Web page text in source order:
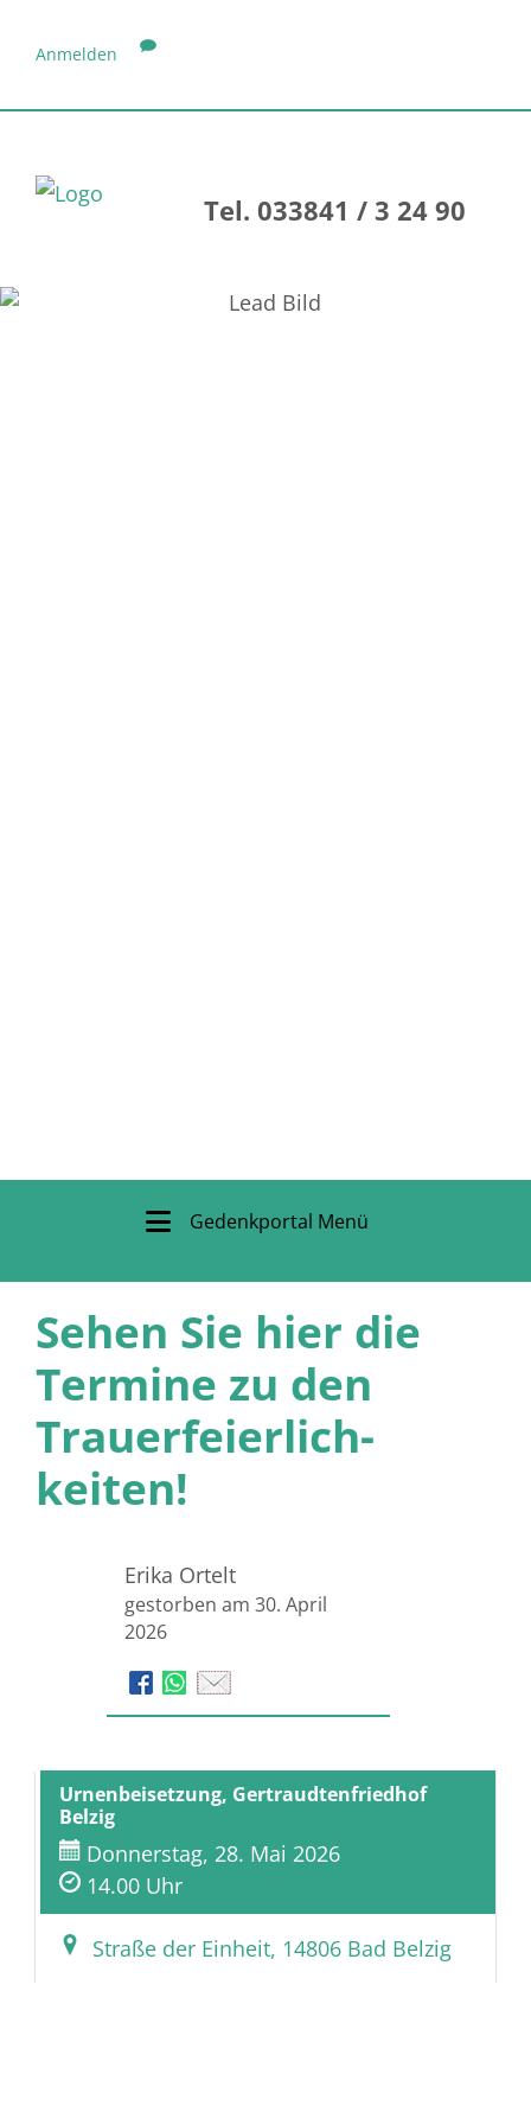
Anmelden
Tel. 033841 / 3 24 90
Gedenkportal Menü
Sehen Sie hier die
Termine zu den
Trauer­feierlich­
keiten!
Erika Ortelt
gestorben am 30. April
2026
Urnenbeisetzung, Gertraudtenfriedhof
Belzig
Donnerstag, 28. Mai 2026
14.00 Uhr
Straße der Einheit, 14806 Bad Belzig